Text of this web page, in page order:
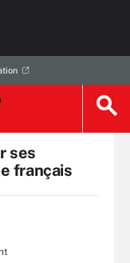
ses
français